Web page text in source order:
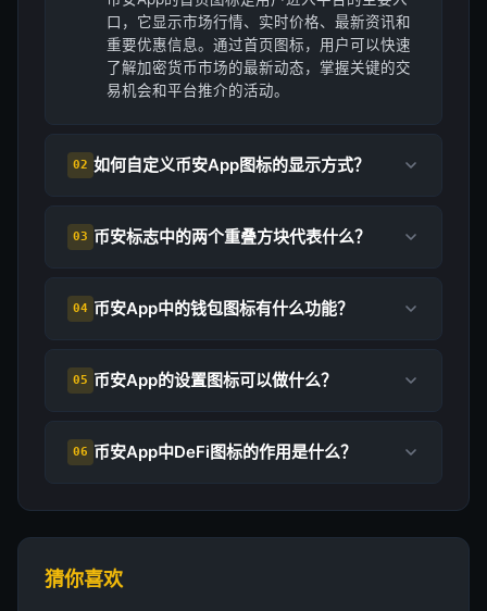
口，它显示市场行情、实时价格、最新资讯和
重要优惠信息。通过首页图标，用户可以快速
了解加密货币市场的最新动态，掌握关键的交
易机会和平台推介的活动。
02 如何自定义币安App图标的显示方式？
03 币安标志中的两个重叠方块代表什么？
04 币安App中的钱包图标有什么功能？
05 币安App的设置图标可以做什么？
06 币安App中DeFi图标的作用是什么？
猜你喜欢